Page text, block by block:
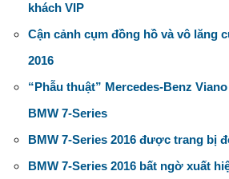
khách VIP
Cận cảnh cụm đồng hồ và vô lăng
2016
“Phẫu thuật” Mercedes-Benz
BMW 7-Series
BMW 7-Series 2016 được trang bị
BMW 7-Series 2016 bất ngờ xuất